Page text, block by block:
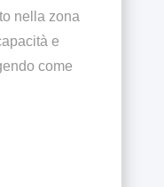
nella zona
e
come